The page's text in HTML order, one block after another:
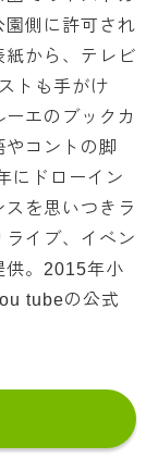
園側に許可され
紙から、テレビ
トも手がけ
エのブックカ
コントの脚
にドローイン
を思いつきラ
イブ、イベン
供。2015年小
tubeの公式